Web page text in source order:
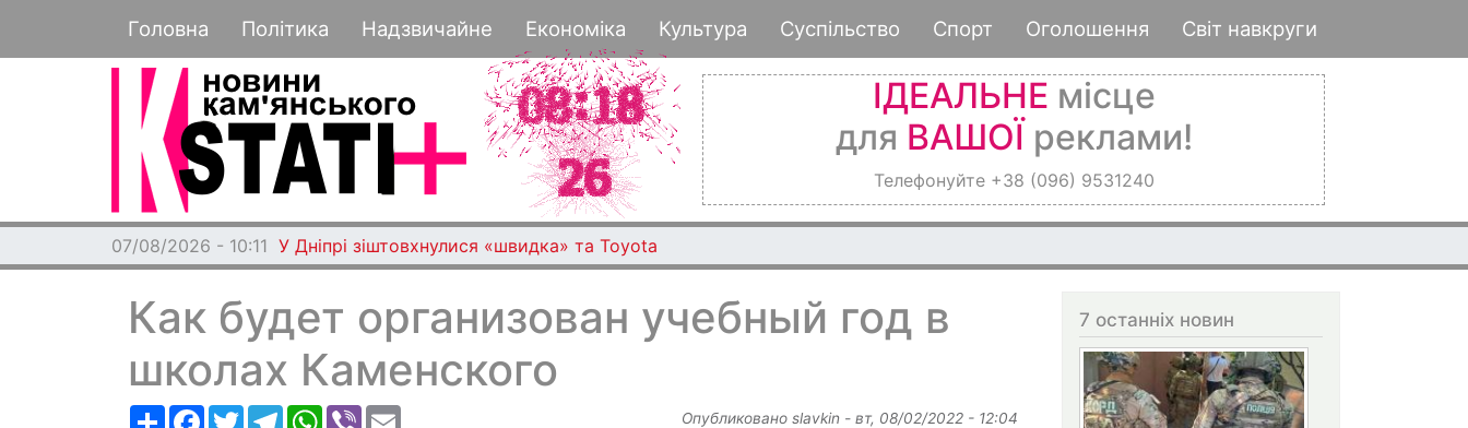
к
основному
Основная навигация
Головна Політика Надзвичайне Економіка Культура Суспільство Спорт Оголошення Світ навкруги
ІДЕАЛЬНЕ місце
для ВАШОЇ реклами!
Телефонуйте +38 (096) 9531240
07/08/2026 - 10:11 У Дніпрі зіштовхнулися «швидка» та Toyota
Как будет организован учебный год в
школах Каменского
РесурсFacebook
TwitterTelegramWhatsApp
Viber Опубликовано slavkin - вт, 08/02/2022 - 12:04
7 останніх новин